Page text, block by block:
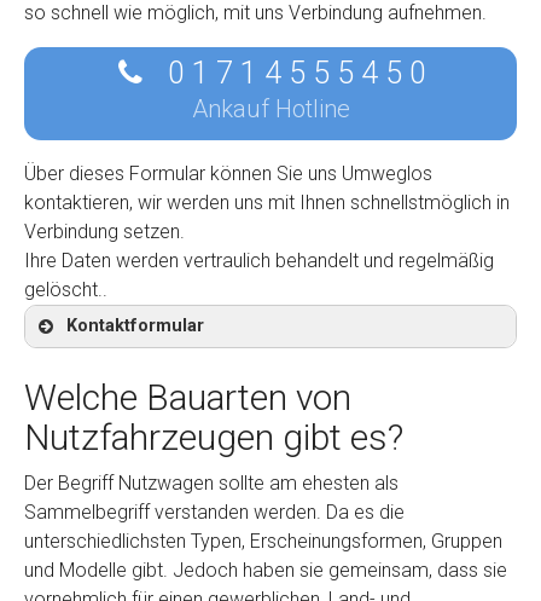
so schnell wie möglich, mit uns Verbindung aufnehmen.
0 1 7 1 4 5 5 5 4 5 0
Ankauf Hotline
Über dieses Formular können Sie uns Umweglos
kontaktieren, wir werden uns mit Ihnen schnellstmöglich in
Verbindung setzen.
Ihre Daten werden vertraulich behandelt und regelmäßig
gelöscht..
Kontaktformular
Kontaktformular
Marke
Welche Bauarten von
Nutzfahrzeugen gibt es?
Der Begriff Nutzwagen sollte am ehesten als
Sammelbegriff verstanden werden. Da es die
unterschiedlichsten Typen, Erscheinungsformen, Gruppen
und Modelle gibt. Jedoch haben sie gemeinsam, dass sie